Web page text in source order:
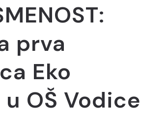
prva
Eko
OŠ Vodice